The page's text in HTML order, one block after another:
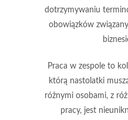
dotrzymywaniu
obowiązków
Praca w zespole to
którą nastolatki
różnymi osobami, z
pracy, jest